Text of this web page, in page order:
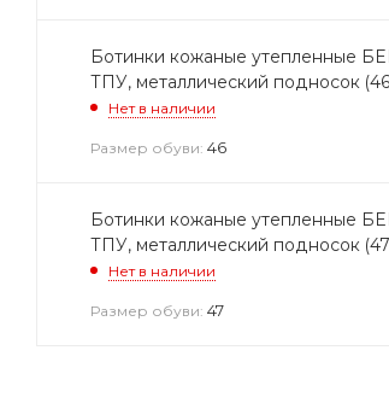
Ботинки кожаные утепленные
ТПУ, металлический подносок
Нет в наличии
Размер обуви: 46
Ботинки кожаные утепленные
ТПУ, металлический подносок
Нет в наличии
Размер обуви: 47